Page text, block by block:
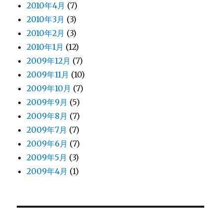
2010年4月 (7)
2010年3月 (3)
2010年2月 (3)
2010年1月 (12)
2009年12月 (7)
2009年11月 (10)
2009年10月 (7)
2009年9月 (5)
2009年8月 (7)
2009年7月 (7)
2009年6月 (7)
2009年5月 (3)
2009年4月 (1)